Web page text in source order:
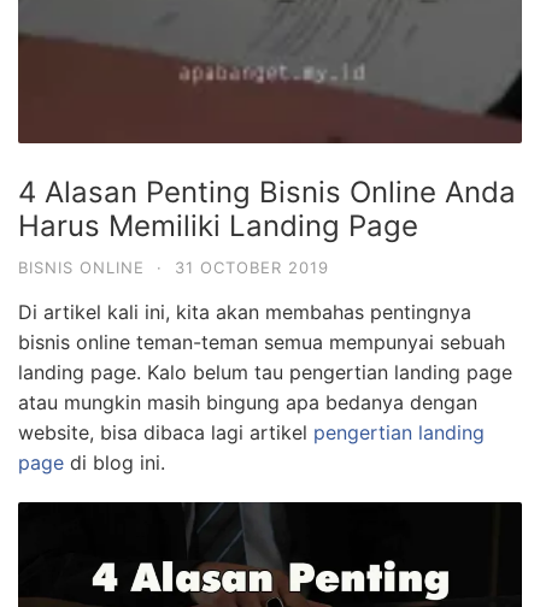
4 Alasan Penting Bisnis Online Anda
Harus Memiliki Landing Page
BISNIS ONLINE · 31 OCTOBER 2019
Di artikel kali ini, kita akan membahas pentingnya
bisnis online teman-teman semua mempunyai sebuah
landing page. Kalo belum tau pengertian landing page
atau mungkin masih bingung apa bedanya dengan
website, bisa dibaca lagi artikel pengertian landing
page di blog ini.